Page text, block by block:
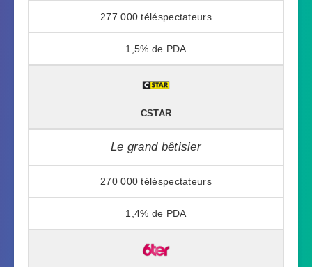
277 000
1,5%
CSTAR
Le grand bêtisier
270 000
1,4%